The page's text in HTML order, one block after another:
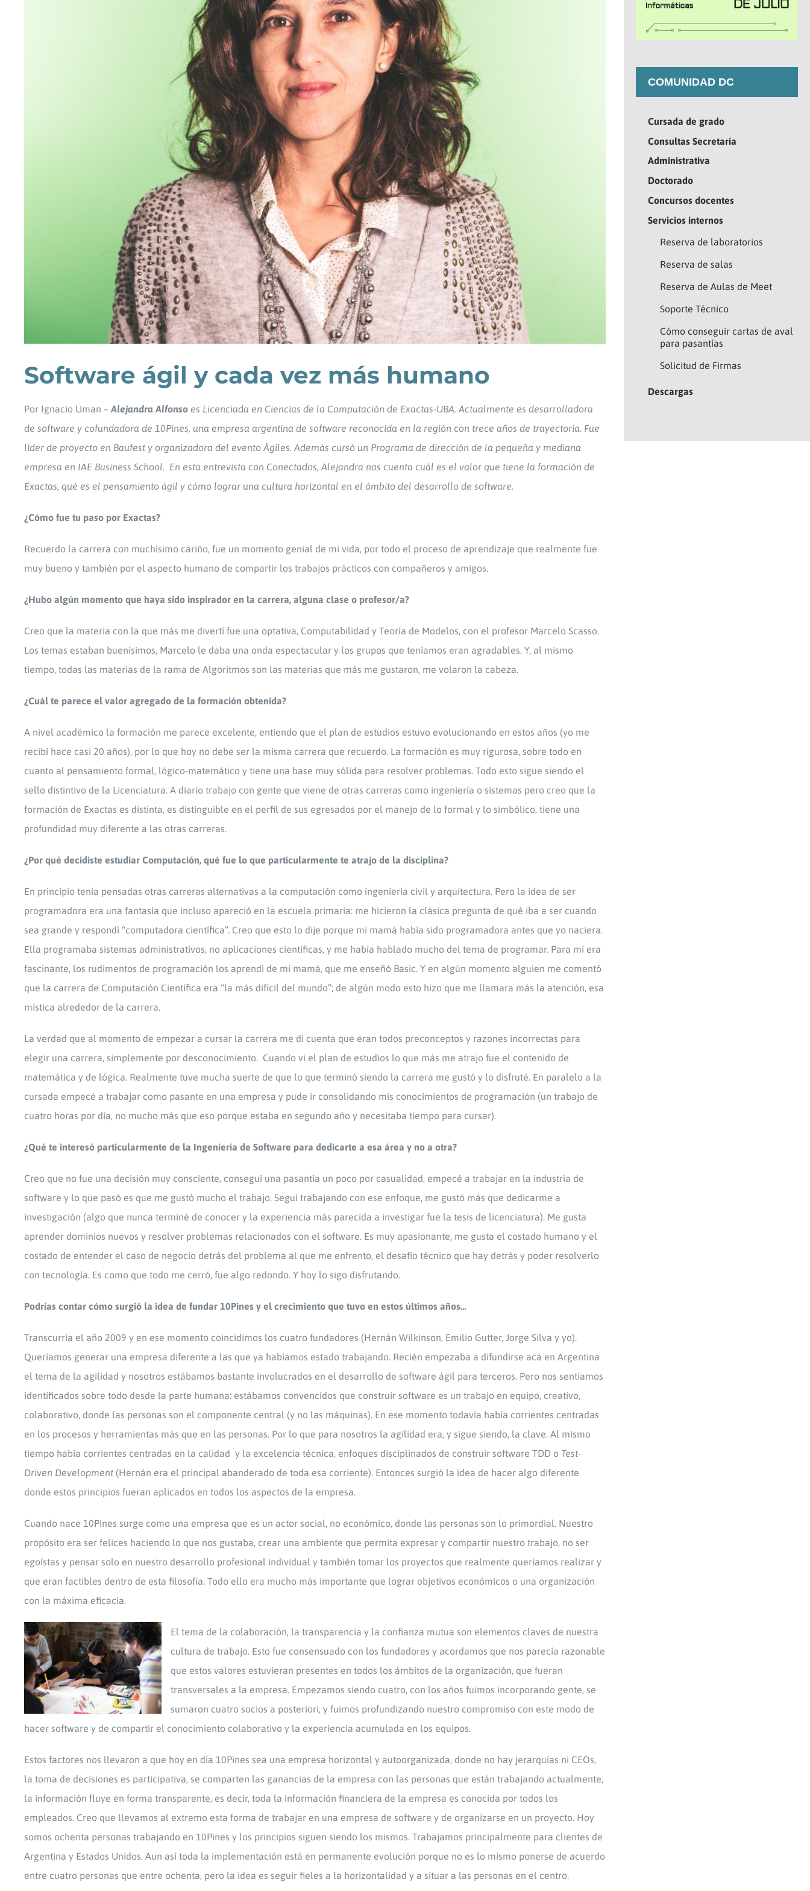
Software ágil y cada vez más humano
Por Ignacio Uman – Alejandra Alfonso es Licenciada en Ciencias de la Computación de Exactas-UBA. Actualmente es desarrolladora
de software y cofundadora de 10Pines, una empresa argentina de software reconocida en la región con trece años de trayectoria. Fue
líder de proyecto en Baufest y organizadora del evento Ágiles. Además cursó un Programa de dirección de la pequeña y mediana
empresa en IAE Business School. En esta entrevista con Conectados, Alejandra nos cuenta cuál es el valor que tiene la formación de
Exactas, qué es el pensamiento ágil y cómo lograr una cultura horizontal en el ámbito del desarrollo de software.
¿Cómo fue tu paso por Exactas?
Recuerdo la carrera con muchísimo cariño, fue un momento genial de mi vida, por todo el proceso de aprendizaje que realmente fue
muy bueno y también por el aspecto humano de compartir los trabajos prácticos con compañeros y amigos.
¿Hubo algún momento que haya sido inspirador en la carrera, alguna clase o profesor/a?
Creo que la materia con la que más me divertí fue una optativa, Computabilidad y Teoría de Modelos, con el profesor Marcelo Scasso.
Los temas estaban buenísimos, Marcelo le daba una onda espectacular y los grupos que teníamos eran agradables. Y, al mismo
tiempo, todas las materias de la rama de Algoritmos son las materias que más me gustaron, me volaron la cabeza.
¿Cuál te parece el valor agregado de la formación obtenida?
A nivel académico la formación me parece excelente, entiendo que el plan de estudios estuvo evolucionando en estos años (yo me
recibí hace casi 20 años), por lo que hoy no debe ser la misma carrera que recuerdo. La formación es muy rigurosa, sobre todo en
cuanto al pensamiento formal, lógico-matemático y tiene una base muy sólida para resolver problemas. Todo esto sigue siendo el
sello distintivo de la Licenciatura. A diario trabajo con gente que viene de otras carreras como ingeniería o sistemas pero creo que la
formación de Exactas es distinta, es distinguible en el perfil de sus egresados por el manejo de lo formal y lo simbólico, tiene una
profundidad muy diferente a las otras carreras.
¿Por qué decidiste estudiar Computación, qué fue lo que particularmente te atrajo de la disciplina?
En principio tenía pensadas otras carreras alternativas a la computación como ingeniería civil y arquitectura. Pero la idea de ser
programadora era una fantasía que incluso apareció en la escuela primaria: me hicieron la clásica pregunta de qué iba a ser cuando
sea grande y respondí “computadora científica”. Creo que esto lo dije porque mi mamá había sido programadora antes que yo naciera.
Ella programaba sistemas administrativos, no aplicaciones científicas, y me había hablado mucho del tema de programar. Para mí era
fascinante, los rudimentos de programación los aprendí de mi mamá, que me enseñó Basic. Y en algún momento alguien me comentó
que la carrera de Computación Científica era “la más difícil del mundo”; de algún modo esto hizo que me llamara más la atención, esa
mística alrededor de la carrera.
La verdad que al momento de empezar a cursar la carrera me di cuenta que eran todos preconceptos y razones incorrectas para
elegir una carrera, simplemente por desconocimiento. Cuando vi el plan de estudios lo que más me atrajo fue el contenido de
matemática y de lógica. Realmente tuve mucha suerte de que lo que terminó siendo la carrera me gustó y lo disfruté. En paralelo a la
cursada empecé a trabajar como pasante en una empresa y pude ir consolidando mis conocimientos de programación (un trabajo de
cuatro horas por día, no mucho más que eso porque estaba en segundo año y necesitaba tiempo para cursar).
¿Qué te interesó particularmente de la Ingeniería de Software para dedicarte a esa área y no a otra?
Creo que no fue una decisión muy consciente, conseguí una pasantía un poco por casualidad, empecé a trabajar en la industria de
software y lo que pasó es que me gustó mucho el trabajo. Seguí trabajando con ese enfoque, me gustó más que dedicarme a
investigación (algo que nunca terminé de conocer y la experiencia más parecida a investigar fue la tesis de licenciatura). Me gusta
aprender dominios nuevos y resolver problemas relacionados con el software. Es muy apasionante, me gusta el costado humano y el
costado de entender el caso de negocio detrás del problema al que me enfrento, el desafío técnico que hay detrás y poder resolverlo
con tecnología. Es como que todo me cerró, fue algo redondo. Y hoy lo sigo disfrutando.
Podrías contar cómo surgió la idea de fundar 10Pines y el crecimiento que tuvo en estos últimos años…
Transcurría el año 2009 y en ese momento coincidimos los cuatro fundadores (Hernán Wilkinson, Emilio Gutter, Jorge Silva y yo).
Queríamos generar una empresa diferente a las que ya habíamos estado trabajando. Recién empezaba a difundirse acá en Argentina
el tema de la agilidad y nosotros estábamos bastante involucrados en el desarrollo de software ágil para terceros. Pero nos sentíamos
identificados sobre todo desde la parte humana: estábamos convencidos que construir software es un trabajo en equipo, creativo,
colaborativo, donde las personas son el componente central (y no las máquinas). En ese momento todavía había corrientes centradas
en los procesos y herramientas más que en las personas. Por lo que para nosotros la agilidad era, y sigue siendo, la clave. Al mismo
tiempo había corrientes centradas en la calidad y la excelencia técnica, enfoques disciplinados de construir software TDD o Test-
Driven Development (Hernán era el principal abanderado de toda esa corriente). Entonces surgió la idea de hacer algo diferente
donde estos principios fueran aplicados en todos los aspectos de la empresa.
Cuando nace 10Pines surge como una empresa que es un actor social, no económico, donde las personas son lo primordial. Nuestro
propósito era ser felices haciendo lo que nos gustaba, crear una ambiente que permita expresar y compartir nuestro trabajo, no ser
egoístas y pensar solo en nuestro desarrollo profesional individual y también tomar los proyectos que realmente queríamos realizar y
que eran factibles dentro de esta filosofía. Todo ello era mucho más importante que lograr objetivos económicos o una organización
con la máxima eficacia.
El tema de la colaboración, la transparencia y la confianza mutua son elementos claves de nuestra
cultura de trabajo. Esto fue consensuado con los fundadores y acordamos que nos parecía razonable
que estos valores estuvieran presentes en todos los ámbitos de la organización, que fueran
transversales a la empresa. Empezamos siendo cuatro, con los años fuimos incorporando gente, se
sumaron cuatro socios a posteriori, y fuimos profundizando nuestro compromiso con este modo de
hacer software y de compartir el conocimiento colaborativo y la experiencia acumulada en los equipos.
Estos factores nos llevaron a que hoy en día 10Pines sea una empresa horizontal y autoorganizada, donde no hay jerarquías ni CEOs,
la toma de decisiones es participativa, se comparten las ganancias de la empresa con las personas que están trabajando actualmente,
la información fluye en forma transparente, es decir, toda la información financiera de la empresa es conocida por todos los
empleados. Creo que llevamos al extremo esta forma de trabajar en una empresa de software y de organizarse en un proyecto. Hoy
somos ochenta personas trabajando en 10Pines y los principios siguen siendo los mismos. Trabajamos principalmente para clientes de
Argentina y Estados Unidos. Aun así toda la implementación está en permanente evolución porque no es lo mismo ponerse de acuerdo
entre cuatro personas que entre ochenta, pero la idea es seguir fieles a la horizontalidad y a situar a las personas en el centro.
COMUNIDAD DC
Cursada de grado
Consultas Secretaría
Administrativa
Doctorado
Concursos docentes
Servicios internos
Reserva de laboratorios
Reserva de salas
Reserva de Aulas de Meet
Soporte Técnico
Cómo conseguir cartas de aval
para pasantías
Solicitud de Firmas
Descargas